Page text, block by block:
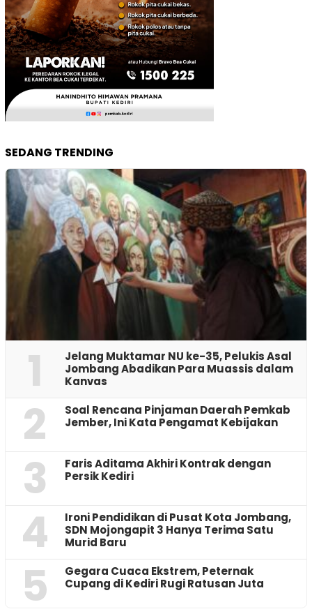
SEDANG TRENDING
1
Jelang Muktamar NU ke-35, Pelukis Asal
Jombang Abadikan Para Muassis dalam
Kanvas
2
‎Soal Rencana Pinjaman Daerah Pemkab
Jember, Ini Kata Pengamat Kebijakan ‎
3
Faris Aditama Akhiri Kontrak dengan
Persik Kediri
4
Ironi Pendidikan di Pusat Kota Jombang,
SDN Mojongapit 3 Hanya Terima Satu
Murid Baru
5
‎Gegara Cuaca Ekstrem, Peternak
Cupang di Kediri Rugi Ratusan Juta